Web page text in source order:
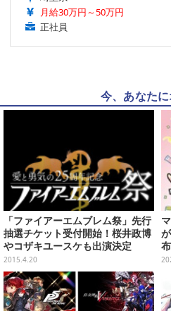
月給30万円～50万円
正社員
今、あなた
「ファイアーエムブレム祭」先行
抽選チケット受付開始！桜井政博
やコザキユースケも出演決定
2015.4.20